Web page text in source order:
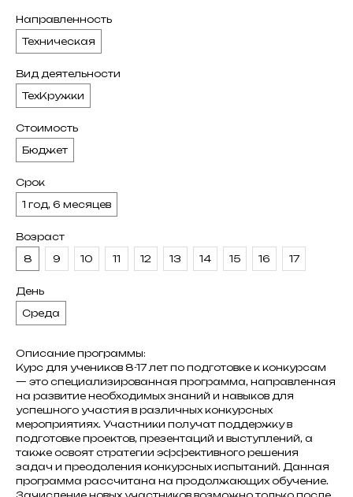
Направленность
Техническая
Вид деятельности
ТехКружки
Стоимость
Бюджет
Срок
1 год, 6 месяцев
Возраст
8
9 10 11 12 13 14 15 16 17
День
Среда
Описание программы:
Курс для учеников 8-17 лет по подготовке к конкурсам
— это специализированная программа, направленная
на развитие необходимых знаний и навыков для
успешного участия в различных конкурсных
мероприятиях. Участники получат поддержку в
подготовке проектов, презентаций и выступлений, а
также освоят стратегии эффективного решения
задач и преодоления конкурсных испытаний. Данная
программа рассчитана на продолжающих обучение.